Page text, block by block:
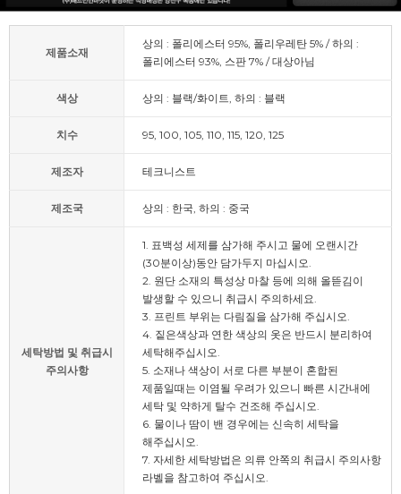
제품소재
상의 : 폴리에스터 95%, 폴리우레탄 5% / 하의 :
폴리에스터 93%, 스판 7% / 대상아님
색상 상의 : 블랙/화이트, 하의 : 블랙
치수 95, 100, 105, 110, 115, 120, 125
제조자 테크니스트
제조국 상의 : 한국, 하의 : 중국
세탁방법 및 취급시
주의사항
1. 표백성 세제를 삼가해 주시고 물에 오랜시간
(30분이상)동안 담가두지 마십시오.
2. 원단 소재의 특성상 마찰 등에 의해 올뜯김이
발생할 수 있으니 취급시 주의하세요.
3. 프린트 부위는 다림질을 삼가해 주십시오.
4. 짙은색상과 연한 색상의 옷은 반드시 분리하여
세탁해주십시오.
5. 소재나 색상이 서로 다른 부분이 혼합된
제품일때는 이염될 우려가 있으니 빠른 시간내에
세탁 및 약하게 탈수 건조해 주십시오.
6. 물이나 땀이 밴 경우에는 신속히 세탁을
해주십시오.
7. 자세한 세탁방법은 의류 안쪽의 취급시 주의사항
라벨을 참고하여 주십시오.